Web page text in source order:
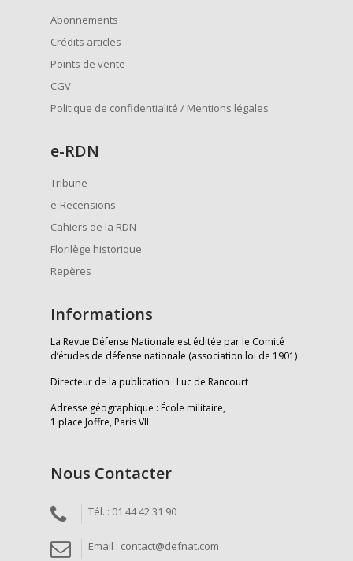
Abonnements
Crédits articles
Points de vente
CGV
Politique de confidentialité / Mentions légales
e-RDN
Tribune
e-Recensions
Cahiers de la RDN
Florilège historique
Repères
Informations
La Revue Défense Nationale est éditée par le Comité
d’études de défense nationale (association loi de 1901)
Directeur de la publication : Luc de Rancourt
Adresse géographique : École militaire,
1 place Joffre, Paris VII
Nous Contacter
Tél. : 01 44 42 31 90
Email : contact@defnat.com